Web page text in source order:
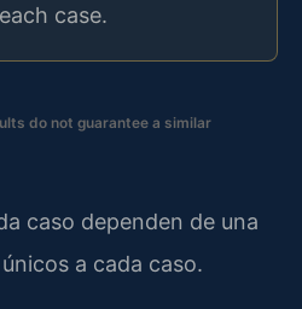
case.
do not guarantee a similar
caso dependen de una
a cada caso.